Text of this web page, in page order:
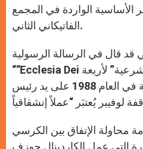
الواردة في المجمع
الفاتيكاني الثاني.
قد قال في الرسالة الرسولية
“”Ecclesia Dei إن الرسامة “غير الشرعية” لأريعة
أساقفة ينتمون إلى الجماعة في العام 1988 على يد رئيس
محاولة الإتفاق بين الكرسي
التي عمل الكاردينال جوزف